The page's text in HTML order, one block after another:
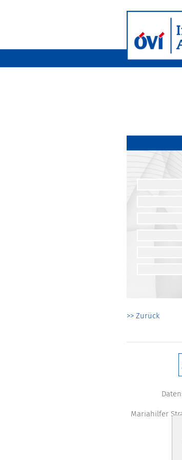
>> Zurück
Mariahilfer